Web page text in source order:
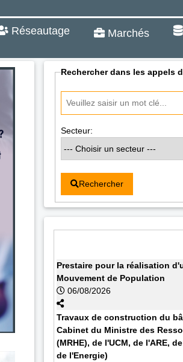
Réseautage Marchés
Rechercher dans les appels
Secteur:
Rechercher
Prestaire pour la réalisation
Mouvement de Population
06/08/2026
Travaux de construction du
Cabinet du Ministre des
(MRHE), de l'UCM, de l'ARE,
de l'Energie)